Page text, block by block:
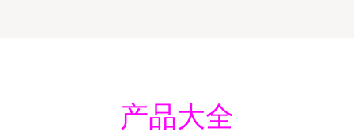
产品大全